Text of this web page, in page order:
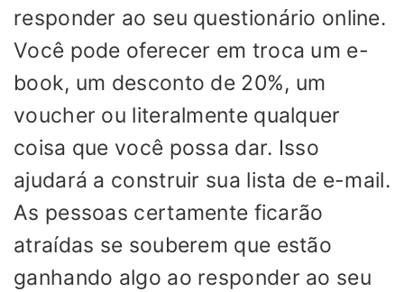
responder ao seu questionário online.
Você pode oferecer em troca um e-
book, um desconto de 20%, um
voucher ou literalmente qualquer
coisa que você possa dar. Isso
ajudará a construir sua lista de e-mail.
As pessoas certamente ficarão
atraídas se souberem que estão
ganhando algo ao responder ao seu